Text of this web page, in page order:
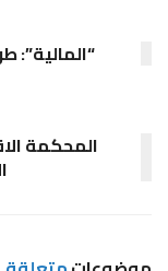
“المالية”: طرح